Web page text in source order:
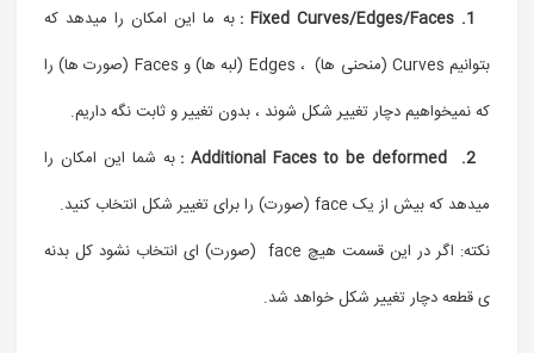
به ما این امکان را میدهد که
بتوانیم Curves (منحنی ها) ، Edges (لبه ها) و Faces (صورت ها) را
که نمیخواهیم دچار تغییر شکل شوند ، بدون تغییر و ثابت نگه داریم.
به شما این امکان را
میدهد که بیش از یک face (صورت) را برای تغییر شکل انتخاب کنید.
نکته: اگر در این قسمت هیچ face (صورت) ای انتخاب نشود کل بدنه
ی قطعه دچار تغییر شکل خواهد شد.